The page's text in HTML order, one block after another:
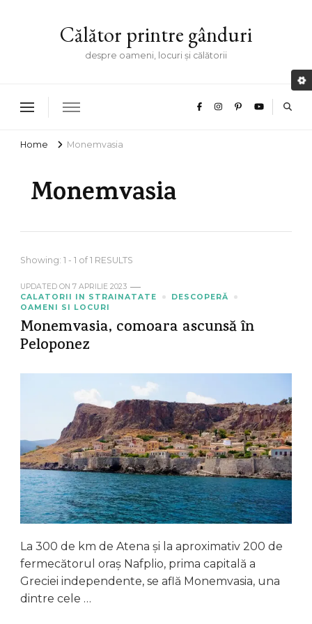
Călător printre gânduri
despre oameni, locuri și călătorii
Home Monemvasia
Monemvasia
Showing: 1 - 1 of 1 RESULTS
UPDATED ON 7 APRILIE 2023
CALATORII IN STRAINATATE
DESCOPERĂ
OAMENI SI LOCURI
Monemvasia, comoara ascunsă în
Peloponez
La 300 de km de Atena și la aproximativ 200 de
fermecătorul oraș Nafplio, prima capitală a
Greciei independente, se află Monemvasia, una
dintre cele …